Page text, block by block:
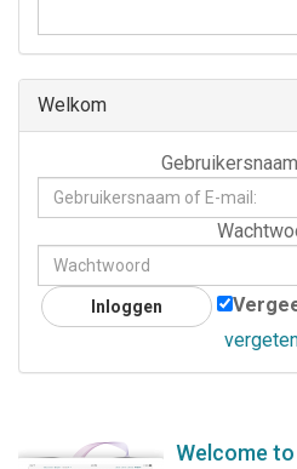
Welkom
Welcome